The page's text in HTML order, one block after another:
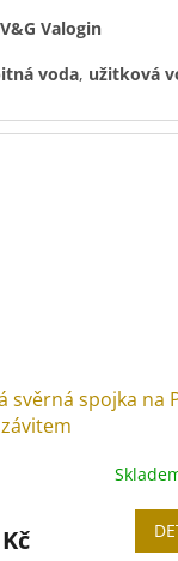
V&G Valogin
voda, užitková
svěrná spojka na